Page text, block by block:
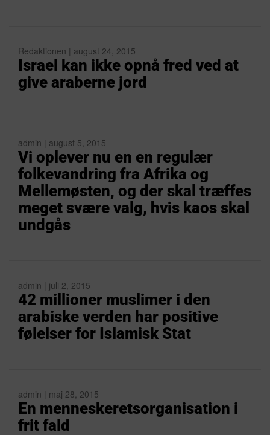
Redaktionen | august 24, 2015
Israel kan ikke opnå fred ved at
give araberne jord
admin | august 5, 2015
Vi oplever nu en en regulær
folkevandring fra Afrika og
Mellemøsten, og der skal træffes
meget svære valg, hvis kaos skal
undgås
admin | juli 2, 2015
42 millioner muslimer i den
arabiske verden har positive
følelser for Islamisk Stat
admin | maj 28, 2015
En menneskeretsorganisation i
frit fald